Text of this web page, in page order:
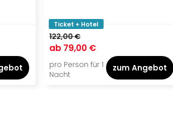
Ticket + Hotel
122,00 €
ab 79,00 €
pro Person für 1
Nacht
zum Angebot